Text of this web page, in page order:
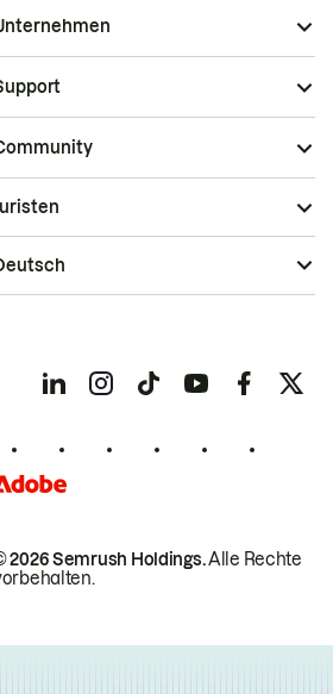
2026 Semrush Holdings.Alle Rechte